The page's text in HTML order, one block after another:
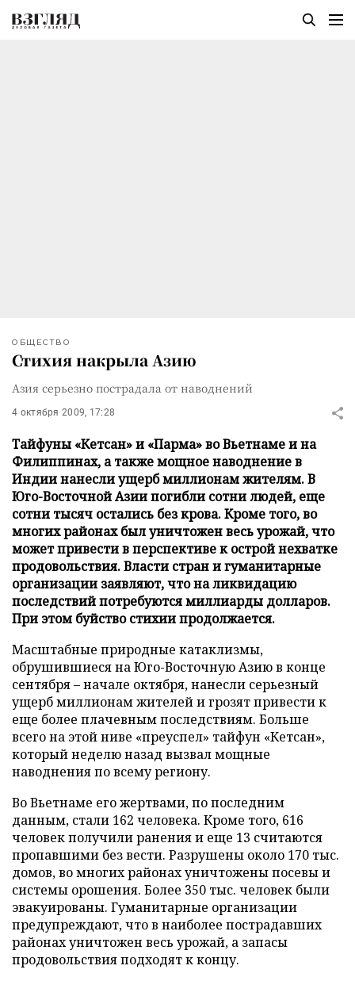
ОБЩЕСТВО
Стихия накрыла Азию
Азия серьезно пострадала от наводнений
4 октября 2009, 17:28
Тайфуны «Кетсан» и «Парма» во Вьетнаме и на
Филиппинах, а также мощное наводнение в
Индии нанесли ущерб миллионам жителям. В
Юго-Восточной Азии погибли сотни людей, еще
сотни тысяч остались без крова. Кроме того, во
многих районах был уничтожен весь урожай, что
может привести в перспективе к острой нехватке
продовольствия. Власти стран и гуманитарные
организации заявляют, что на ликвидацию
последствий потребуются миллиарды долларов.
При этом буйство стихии продолжается.
Масштабные природные катаклизмы,
обрушившиеся на Юго-Восточную Азию в конце
сентября – начале октября, нанесли серьезный
ущерб миллионам жителей и грозят привести к
еще более плачевным последствиям. Больше
всего на этой ниве «преуспел» тайфун «Кетсан»,
который неделю назад вызвал мощные
наводнения по всему региону.
Во Вьетнаме его жертвами, по последним
данным, стали 162 человека. Кроме того, 616
человек получили ранения и еще 13 считаются
пропавшими без вести. Разрушены около 170 тыс.
домов, во многих районах уничтожены посевы и
системы орошения. Более 350 тыс. человек были
эвакуированы. Гуманитарные организации
предупреждают, что в наиболее пострадавших
районах уничтожен весь урожай, а запасы
продовольствия подходят к концу.